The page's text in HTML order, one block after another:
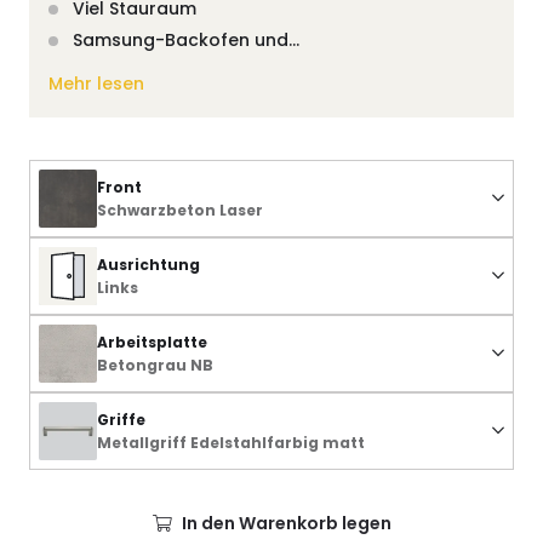
Viel Stauraum
Samsung-Backofen und…
Mehr lesen
Front
Schwarzbeton Laser
Ausrichtung
Links
Arbeitsplatte
Betongrau NB
Griffe
Metallgriff Edelstahlfarbig matt
In den Warenkorb legen